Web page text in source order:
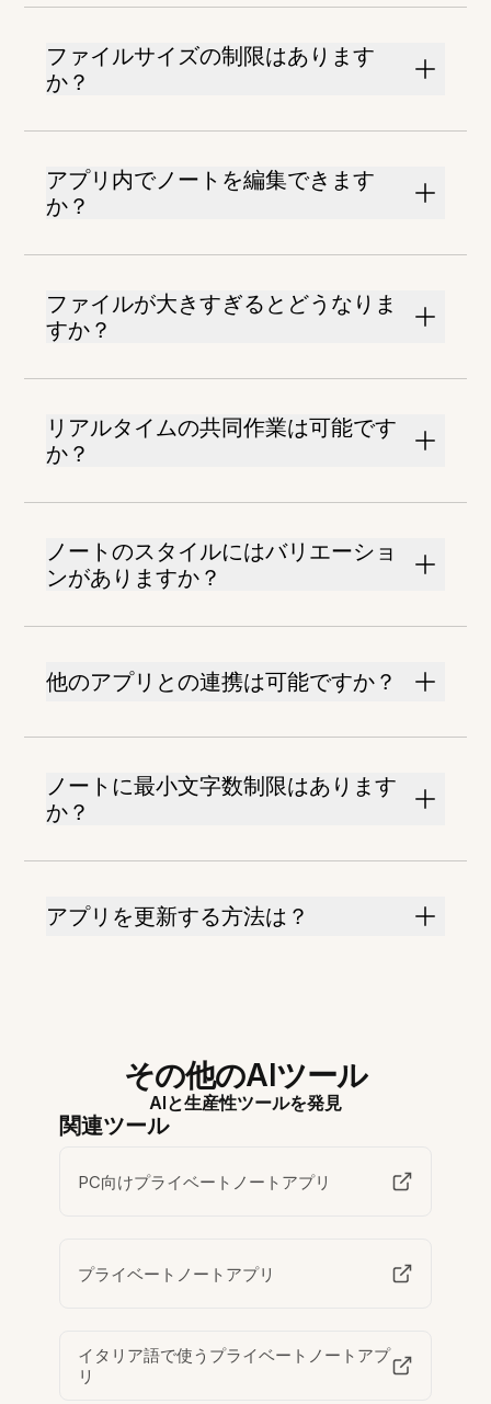
ファイルサイズの制限はあります
か？
アプリ内でノートを編集できます
か？
ファイルが大きすぎるとどうなりま
すか？
リアルタイムの共同作業は可能です
か？
ノートのスタイルにはバリエーショ
ンがありますか？
他のアプリとの連携は可能ですか？
ノートに最小文字数制限はあります
か？
アプリを更新する方法は？
その他のAIツール
AIと生産性ツールを発見
関連ツール
PC向けプライベートノートアプリ
プライベートノートアプリ
イタリア語で使うプライベートノートアプ
リ